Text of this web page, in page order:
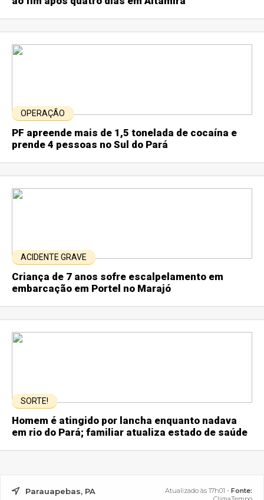
OPERAÇÃO
PF apreende mais de 1,5 tonelada de cocaína e
prende 4 pessoas no Sul do Pará
ACIDENTE GRAVE
Criança de 7 anos sofre escalpelamento em
embarcação em Portel no Marajó
SORTE!
Homem é atingido por lancha enquanto nadava
em rio do Pará; familiar atualiza estado de saúde
Parauapebas, PA Atualizado às 17h01 - Fonte: